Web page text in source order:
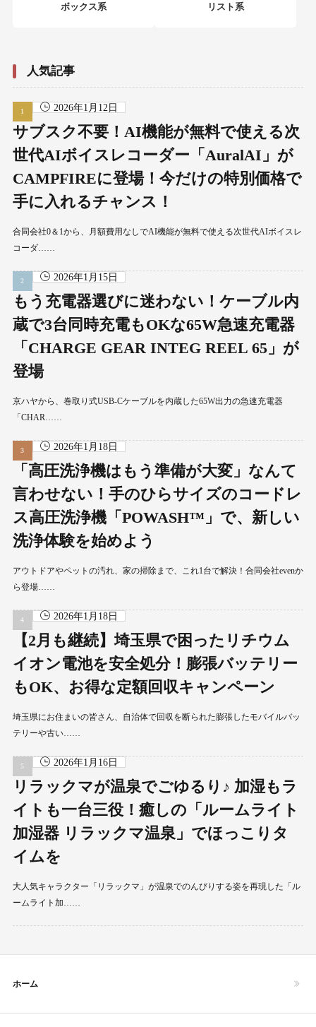
ボックス系 リスト系
人気記事
2026年1月12日
サブスク不要！AI機能が無料で使える次
世代AIボイスレコーダー「AuralAI」が
CAMPFIREに登場！今だけの特別価格で
手に入れるチャンス！
合同会社0＆1から、月額費用なしでAI機能が無料で使える次世代AIボイスレ
コーダ……
2026年1月15日
もう充電器選びに迷わない！ケーブル内
蔵で3台同時充電もOKな65W急速充電器
「CHARGE GEAR INTEG REEL 65」が
登場
京ハヤから、巻取り式USB-Cケーブルを内蔵した65W出力の急速充電器
「CHAR……
2026年1月18日
「高圧洗浄機はもう準備が大変」なんて
言わせない！手のひらサイズのコードレ
ス高圧洗浄機「POWASH™」で、新しい
洗浄体験を始めよう
アウトドアやペットの汚れ、家の掃除まで、これ1台で解決！合同会社evenか
ら登場……
2026年1月18日
【2月も継続】埼玉県で困ったリチウム
イオン電池を安全処分！膨張バッテリー
もOK、お得な定額回収キャンペーン
埼玉県にお住まいの皆さん、自治体で回収を断られた膨張したモバイルバッ
テリーや古い……
2026年1月16日
リラックマが温泉でごゆるり♪ 加湿もラ
イトも一台三役！癒しの「ルームライト
加湿器 リラックマ温泉」でほっこりタ
イムを
大人気キャラクター「リラックマ」が温泉でのんびりする姿を再現した「ル
ームライト加……
ホーム